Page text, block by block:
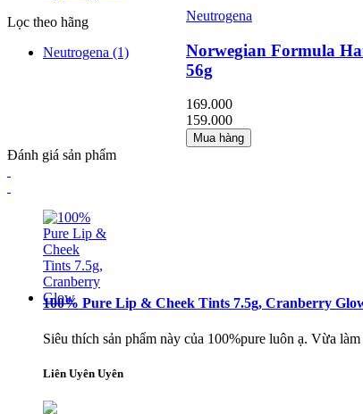
Lọc theo hãng
Neutrogena (1)
Neutrogena
Norwegian Formula
56g
169.000
159.000
Mua hàng
Đánh giá sản phẩm
100% Pure Lip & Cheek Tints 7.5g, Cranberry
Siêu thích sản phẩm này của 100%pure luôn ạ. Vừa
Liên Uyên Uyên